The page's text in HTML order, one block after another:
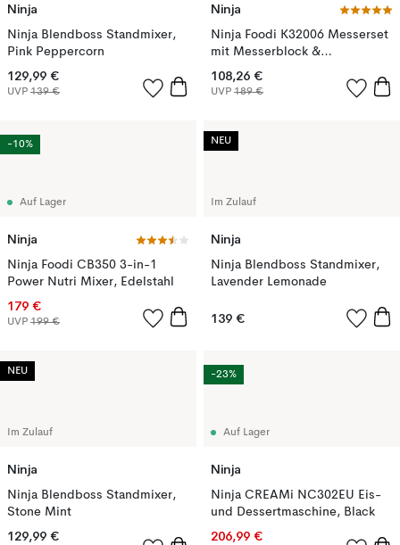
Ninja
Ninja Blendboss Standmixer,
Pink Peppercorn
129,99 €
UVP 139 €
Ninja
Ninja Foodi K32006 Messerset
mit Messerblock &
integriertem Messerschärfer,
Edelstahl
108,26 €
UVP 189 €
Auf Lager
Ninja
Ninja Foodi CB350 3-in-1
Power Nutri Mixer, Edelstahl
179 €
UVP 199 €
-10%
Im Zulauf
Ninja
Ninja Blendboss Standmixer,
Lavender Lemonade
139 €
NEU
Im Zulauf
Ninja
Ninja Blendboss Standmixer,
Stone Mint
129,99 €
NEU
Auf Lager
Ninja
Ninja CREAMi NC302EU Eis-
und Dessertmaschine, Black
206,99 €
-23%